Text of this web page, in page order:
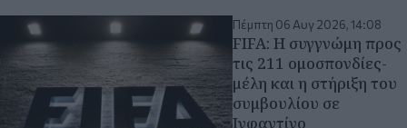
Πέμπτη 06 Αυγ 2026, 14:08
FIFA: Η συγγνώμη προς
τις 211 ομοσπονδίες-
μέλη και η στήριξη του
συμβουλίου σε
Ινφαντίνο